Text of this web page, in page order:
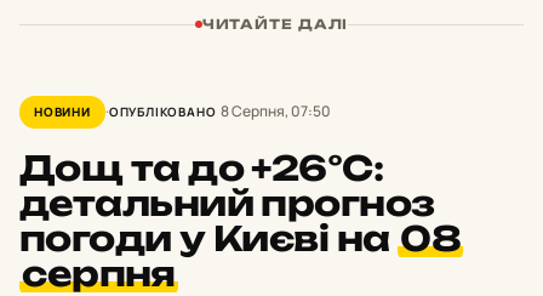
ЧИТАЙТЕ ДАЛІ
НОВИНИ ОПУБЛІКОВАНО 8 Серпня, 07:50
Дощ та до +26°С:
детальний прогноз
погоди у Києві на 08
серпня